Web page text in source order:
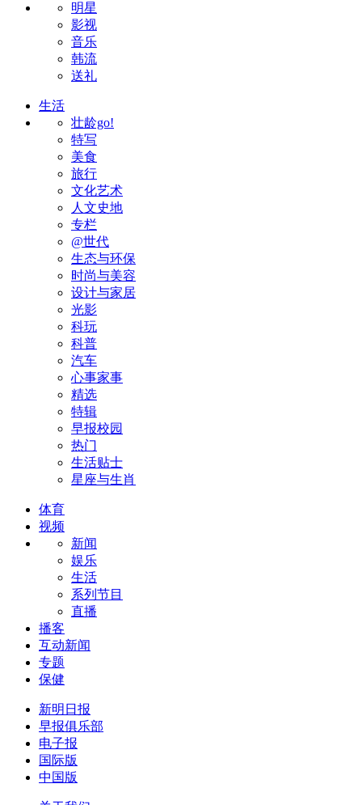
明星
影视
音乐
韩流
送礼
生活
壮龄go!
特写
美食
旅行
文化艺术
人文史地
专栏
@世代
生态与环保
时尚与美容
设计与家居
光影
科玩
科普
汽车
心事家事
精选
特辑
早报校园
热门
生活贴士
星座与生肖
体育
视频
新闻
娱乐
生活
系列节目
直播
播客
互动新闻
专题
保健
新明日报
早报俱乐部
电子报
国际版
中国版